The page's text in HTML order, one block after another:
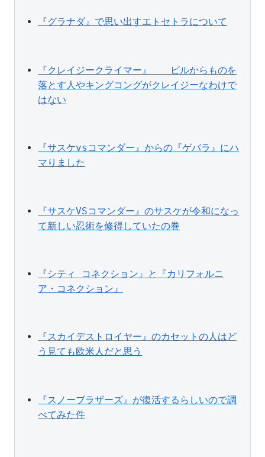
『グラナダ』で思い出すエトセトラについて
『クレイジークライマー』　　ビルからものを
落とす人やキングコングがクレイジーなわけで
はない
『サスケvsコマンダー』からの『ゲバラ』にハ
マりました
『サスケVSコマンダー』のサスケが令和になっ
て新しい忍術を修得していたの巻
『シティ コネクション』と『カリフォルニ
ア・コネクション』
『スカイデストロイヤー』のカセットの人はど
う見ても欧米人だと思う
『スノーブラザーズ』が復活するらしいので調
べてみた件